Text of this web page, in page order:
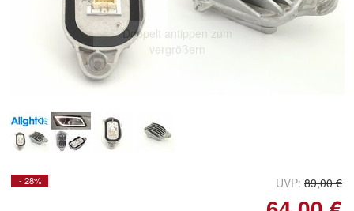
Doppelt antippen zum
vergrößern
- 28% UVP: 89,00 €